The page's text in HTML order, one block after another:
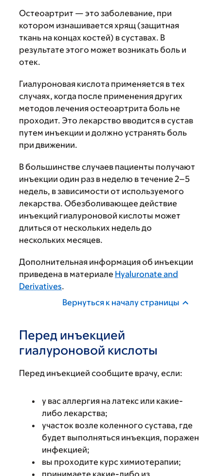
Остеоартрит — это заболевание, при
котором изнашивается хрящ (защитная
ткань на концах костей) в суставах. В
результате этого может возникать боль и
отек.
Гиалуроновая кислота применяется в тех
случаях, когда после применения других
методов лечения остеоартрита боль не
проходит. Это лекарство вводится в сустав
путем инъекции и должно устранять боль
при движении.
В большинстве случаев пациенты получают
инъекции один раз в неделю в течение 2–5
недель, в зависимости от используемого
лекарства. Обезболивающее действие
инъекций гиалуроновой кислоты может
длиться от нескольких недель до
нескольких месяцев.
Дополнительная информация об инъекции
приведена в материале Hyaluronate and
Derivatives.
Вернуться к началу страницы
Перед инъекцией
гиалуроновой кислоты
Перед инъекцией сообщите врачу, если:
у вас аллергия на латекс или какие-
либо лекарства;
участок возле коленного сустава, где
будет выполняться инъекция, поражен
инфекцией;
вы проходите курс химиотерапии;
принимаете какие-либо из